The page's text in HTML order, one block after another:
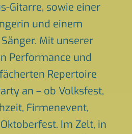
Gitarre, sowie einer
und einem
Mit unserer
Performance und
Repertoire
an – ob Volksfest,
Firmenevent,
Im Zelt, in